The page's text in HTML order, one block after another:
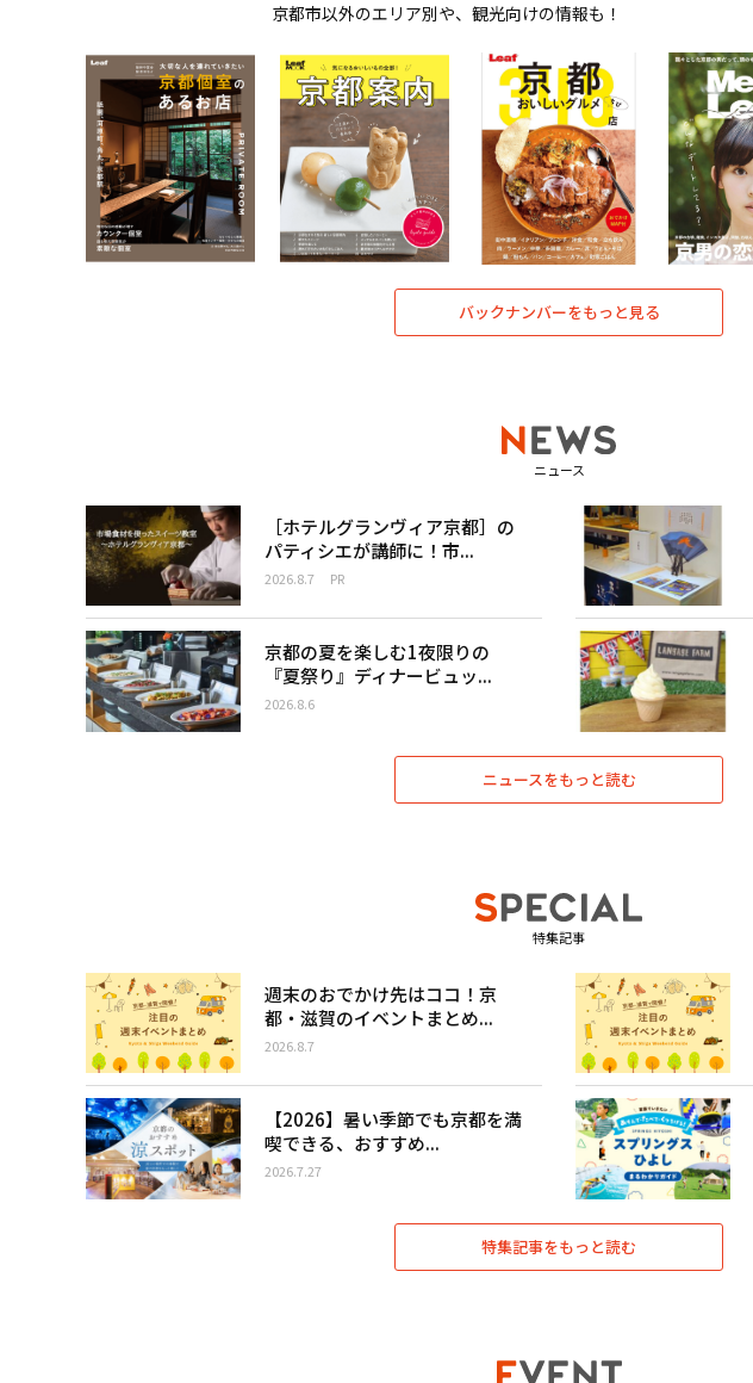
京都市以外のエリア別や、観光向けの情報も！
バックナンバーをもっと見る
ニュース
［ホテルグランヴィア京都］の
パティシエが講師に！市...
2026.8.7 PR
京都の夏を楽しむ1夜限りの
『夏祭り』ディナービュッ...
2026.8.6
ニュースをもっと読む
特集記事
週末のおでかけ先はココ！京
都・滋賀のイベントまとめ...
2026.8.7
【2026】暑い季節でも京都を満
喫できる、おすすめ...
2026.7.27
特集記事をもっと読む